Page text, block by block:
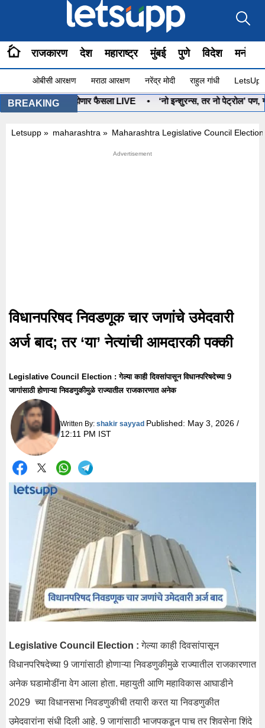
राजकारण देश महाराष्ट्र मुंबई पुणे विदेश
ओबीसी आरक्षण मराठा आरक्षण नरेंद्र मोदी राहुल गांधी
BREAKING
कोणाचा? आज होणार फैसला LIVE • ‘नो इन्शुरन्स, तर नो पेट्रोल’ पण,
Letsupp » maharashtra » Maharashtra Legislative Council
विधानपरिषद निवडणूक चार जणांचे उमेदवारी
अर्ज बाद; तर ‘या’ नेत्यांची आमदारकी पक्की
Legislative Council Election : गेल्या काही दिवसांपासून विधानपरिषदेच्या 9
जागांसाठी होणाऱ्या निवडणुकीमुळे राज्यातील राजकारणात अनेक
Written By:shakir sayyad Published: May 3, 2026 /
12:11 PM IST
Legislative Council Election : गेल्या काही दिवसांपासून
विधानपरिषदेच्या 9 जागांसाठी होणाऱ्या निवडणुकीमुळे राज्यातील राजकारणात
अनेक घडामोडींना वेग आला होता. महायुती आणि महाविकास आघाडीने
2029 च्या विधानसभा निवडणुकीची तयारी करत या निवडणुकीत
उमेदवारांना संधी दिली आहे. 9 जागांसाठी भाजपकडून पाच तर शिवसेना शिंदे